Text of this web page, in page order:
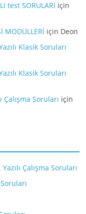
test SORULARI için
MODÜLLERİ için Deon
Klasik Soruları
Klasik Soruları
Çalışma Soruları için
Çalışma Soruları